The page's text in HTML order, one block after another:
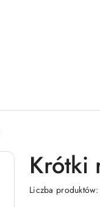
Krótki
Liczba